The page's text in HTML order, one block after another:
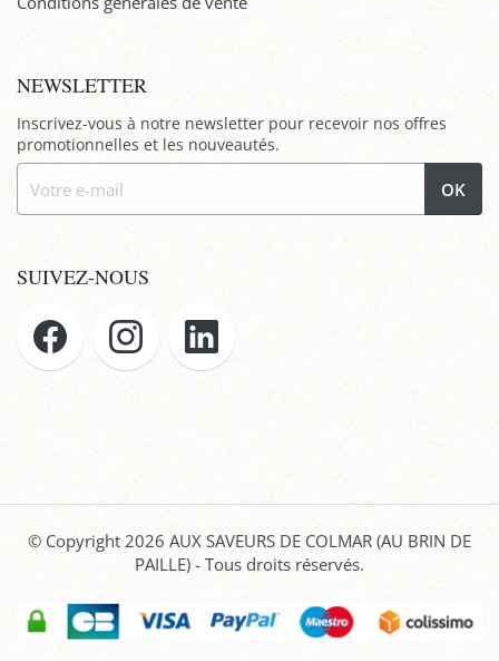
NEWSLETTER
Inscrivez-vous à notre newsletter pour recevoir nos offres
promotionnelles et les nouveautés.
OK
SUIVEZ-NOUS
© Copyright 2026 AUX SAVEURS DE COLMAR (AU BRIN DE
PAILLE) - Tous droits réservés.